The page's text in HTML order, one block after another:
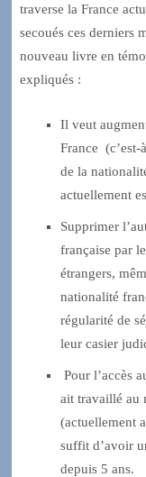
traverse la France
secoués ces derniers
nouveau livre en
expliqués :
Il veut
France (c’est-
de la
actuellement
Supprimer
française par
étrangers,
nationalité
régularité de
leur casier
Pour l’accès
ait travaillé au
(actuellement
suffit d’avoir
depuis 5 ans.